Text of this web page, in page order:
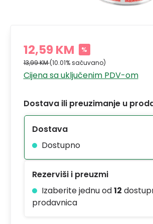
12,59 KM %
13,99 KM(10.01% sačuvano)
Cijena sa uključenim PDV-om
Dostava ili preuzimanje u
Dostava
Dostupno
Rezerviši i preuzmi
Izaberite jednu od12
prodavnica